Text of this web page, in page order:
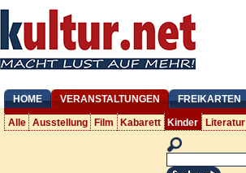
HOME VERANSTALTUNGEN FREIKARTEN
Alle Ausstellung Film Kabarett Kinder Literatur